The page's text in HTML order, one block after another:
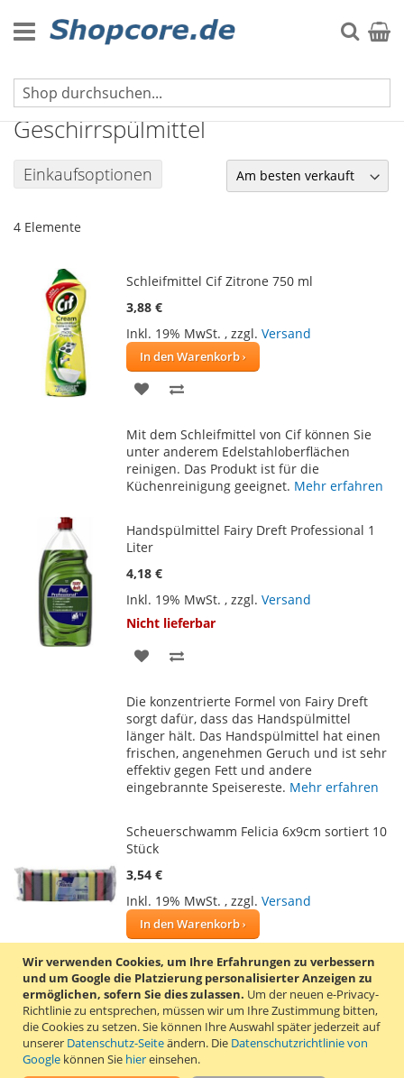
Wir verwenden Cookies, um Ihre Erfahrungen zu verbessern
und um Google die Platzierung personalisierter Anzeigen zu
ermöglichen, sofern Sie dies zulassen. Um der neuen e-Privacy-
Richtlinie zu entsprechen, müssen wir um Ihre Zustimmung bitten,
die Cookies zu setzen.Sie können Ihre Auswahl später jederzeit auf
unserer Datenschutz-Seiteändern. Die Datenschutzrichtlinie von
Google können Sie hiereinsehen.
Inhalt
springen
Suche
Mein
Hygiene & Reinigung
Geschirrspülmittel
Einkaufsoptionen
4 Elemente
Schleifmittel Cif Zitrone 750 ml
3,88 €
Inkl. 19% MwSt. , zzgl. Versand
In den Warenkorb
ZUR
HINZUFÜGEN
HINZUFÜGEN
Mit dem Schleifmittel von Cif können Sie
unter anderem Edelstahloberflächen
reinigen. Das Produkt ist für die
Küchenreinigung geeignet. Mehr erfahren
Handspülmittel Fairy Dreft Professional 1
Liter
4,18 €
Inkl. 19% MwSt. , zzgl. Versand
Nicht lieferbar
ZUR
HINZUFÜGEN
HINZUFÜGEN
Die konzentrierte Formel von Fairy Dreft
sorgt dafür, dass das Handspülmittel
länger hält. Das Handspülmittel hat einen
frischen, angenehmen Geruch und ist sehr
effektiv gegen Fett und andere
eingebrannte Speisereste. Mehr erfahren
Scheuerschwamm Felicia 6x9cm sortiert 10
Stück
3,54 €
Inkl. 19% MwSt. , zzgl. Versand
In den Warenkorb
WUNSCHLISTE
HINZUFÜGEN
ZUR
VERGLEICHSLISTE
HINZUFÜGEN
10 Basic Scheuerschwämme mit stark
schleifender Oberfläche zur Reinigung
stark verschmutzter Oberflächen. Die
Farbkombination kann pro Paket variieren.